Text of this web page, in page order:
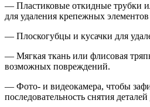
— Пластиковые откидные трубки
для удаления крепежных
— Плоскогубцы и кусачки для
— Мягкая ткань или флисовая
возможных повреждений.
— Фото- и видеокамера, чтобы
последовательность снятия